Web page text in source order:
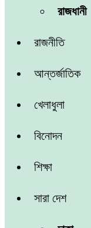
রাজধানী
রাজনীতি
আন্তর্জাতিক
খেলাধুলা
বিনোদন
শিক্ষা
সারা দেশ